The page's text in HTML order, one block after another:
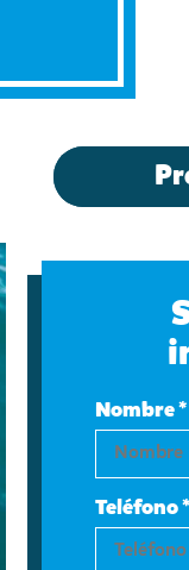
Nombre *
Teléfono *